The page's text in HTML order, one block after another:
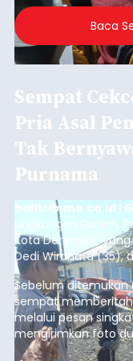
2026.
Baca
Sempat
Pria Asal
Tak
Purnama
balitribune.co.id I
Lingkungan Dalem,
Kota Denpasar,
Dedi Wiranata (35),
pesisir Pantai
Sebelum ditemukan
sempat
melalui pesan
mengirimkan foto
istrinya.